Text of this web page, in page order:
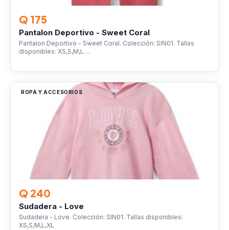
Q 175
Pantalon Deportivo - Sweet Coral
Pantalon Deportivo - Sweet Coral. Colección: SIN01. Tallas
disponibles: XS,S,M,L…
ROPA Y ACCESORIOS
Q 240
Sudadera - Love
Sudadera - Love. Colección: SIN01. Tallas disponibles:
XS,S,M,L,XL